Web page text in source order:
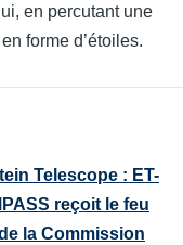
en percutant une
forme d’étoiles.
Telescope : ET-
reçoit le feu
la Commission